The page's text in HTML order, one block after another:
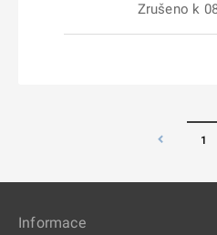
Zrušeno k
1
Informace